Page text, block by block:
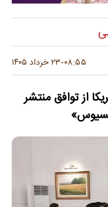
۰۸:۵۵-۲۳ خرداد ۱۴۰۵
از توافق منتشر